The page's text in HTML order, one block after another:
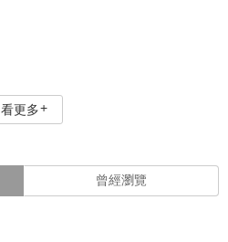
看更多
曾經瀏覽